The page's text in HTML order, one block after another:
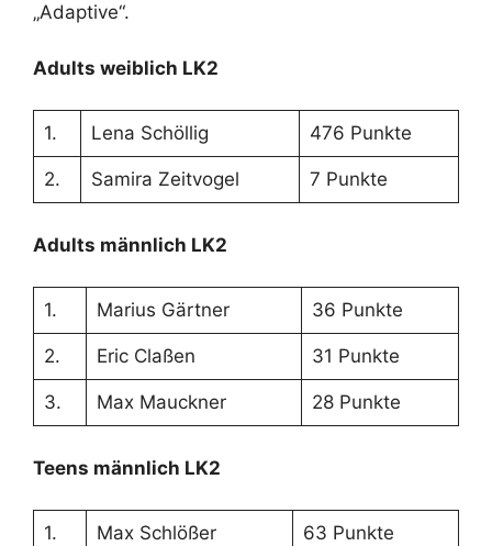
„Adaptive“.
Adults weiblich LK2
1. Lena Schöllig 476 Punkte
2. Samira Zeitvogel 7 Punkte
Adults männlich LK2
1. Marius Gärtner 36 Punkte
2. Eric Claßen 31 Punkte
3. Max Mauckner 28 Punkte
Teens männlich LK2
1. Max Schlößer 63 Punkte